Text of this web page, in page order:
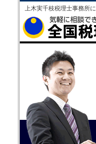
上木実千枝税理士事務所